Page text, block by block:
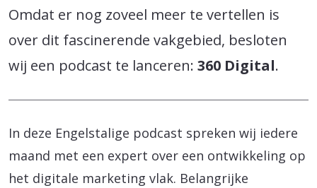
Omdat er nog zoveel meer te vertellen is
over dit fascinerende vakgebied, besloten
wij een podcast te lanceren: 360 Digital.
In deze Engelstalige podcast spreken wij iedere
maand met een expert over een ontwikkeling op
het digitale marketing vlak. Belangrijke